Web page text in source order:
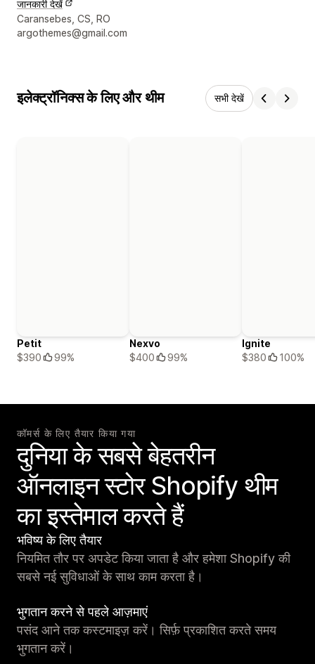
जानकारी देखें
डिज़ाइनर के संपर्क की जानकारी
Caransebes, CS, RO
argothemes@gmail.com
इलेक्ट्रॉनिक्स के लिए और थीम सभी देखें
Petit
$390
99%
Nexvo
$400
99%
Ignite
$380
100%
कॉमर्स के लिए तैयार किया गया
दुनिया के सबसे बेहतरीन
ऑनलाइन स्टोर Shopify थीम
का इस्तेमाल करते हैं
भविष्य के लिए तैयार
नियमित तौर पर अपडेट किया जाता है और हमेशा Shopify की
सबसे नई सुविधाओं के साथ काम करता है।
भुगतान करने से पहले आज़माएं
पसंद आने तक कस्टमाइज़ करें। सिर्फ़ प्रकाशित करते समय
भुगतान करें।